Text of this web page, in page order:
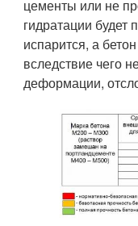
цементы или не
гидратации будет
испарится, а
вследствие чего
деформации,